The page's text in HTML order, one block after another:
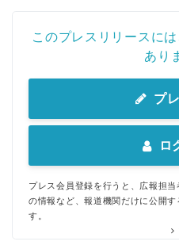
このプレスリリースに
あり
プ
ロ
プレス会員登録を行うと、広報担
の情報など、報道機関だけに公開
す。